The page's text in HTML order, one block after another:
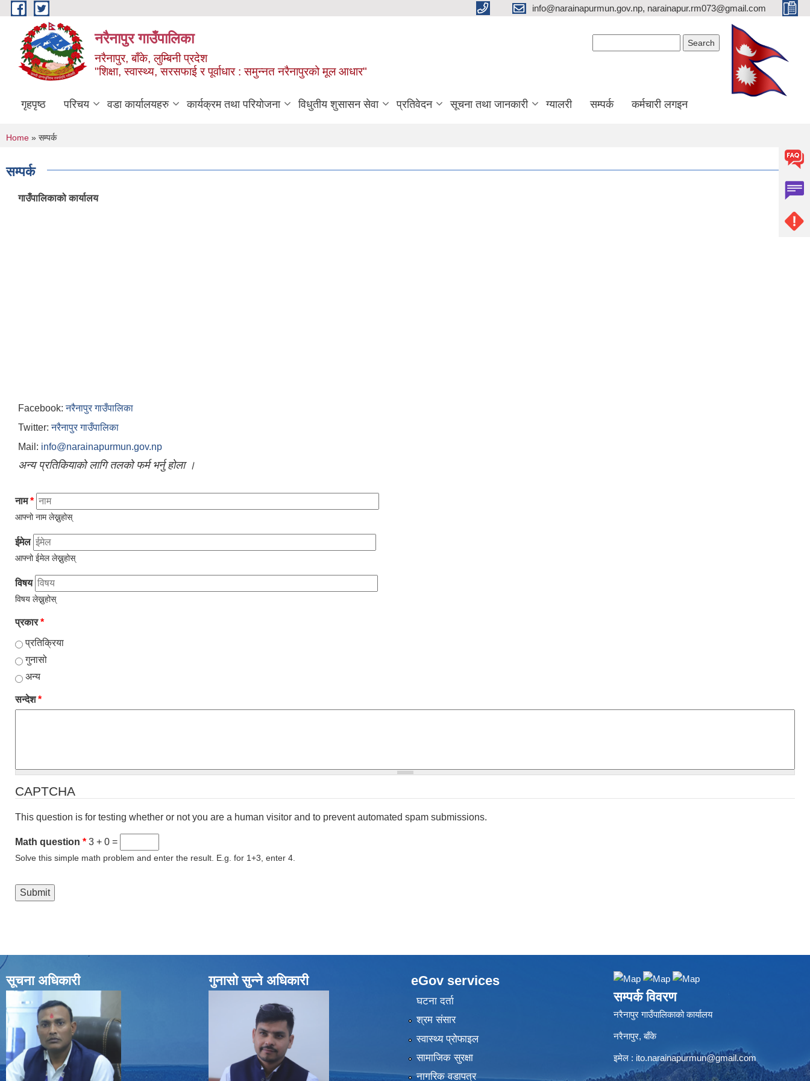
Skip to main content info@narainapurmun.gov.np, narainapur.rm073@gmail.com
नरैनापुर गाउँपालिका
नरैनापुर, बाँके, लुम्बिनी प्रदेश
"शिक्षा, स्वास्थ्य, सरसफाई र पूर्वाधार : समुन्नत नरैनापुरको मूल आधार"
गृहपृष्ठ परिचय वडा कार्यालयहरु कार्यक्रम तथा परियोजना विधुतीय शुसासन सेवा प्रतिवेदन सूचना तथा जानकारी ग्यालरी सम्पर्क कर्मचारी लगइन
You are here
Home » सम्पर्क
सम्पर्क
गाउँपालिकाको कार्यालय
Facebook:नरैनापुर गाउँपालिका
Twitter:नरैनापुर गाउँपालिका
Mail: info@narainapurmun.gov.np
अन्य प्रतिकियाको लागि तलको फर्म भर्नु होला ।
नाम*
आफ्नो नाम लेख्नुहोस्
ईमेल
आफ्नो ईमेल लेख्नुहोस्
विषय
विषय लेख्नुहोस्
प्रकार*
प्रतिक्रिया
गुनासो
अन्य
सन्देश*
CAPTCHA
This question is for testing whether or not you are a human visitor and to prevent automated spam submissions.
Math question * 3 + 0 =
Solve this simple math problem and enter the result. E.g. for 1+3, enter 4.
सूचना अधिकारी गुनासो सुन्ने अधिकारी eGov services
घटना दर्ता
श्रम संसार
स्वास्थ्य प्रोफाइल
सामाजिक सुरक्षा
नागरिक वडापत्र
सम्पर्क विवरण
नरैनापुर गाउँपालिकाको कार्यालय
नरैनापुर, बाँके
इमेल : ito.narainapurmun@gmail.com